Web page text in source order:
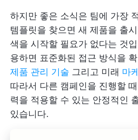
하지만 좋은 소식은 팀에 가장
템플릿을 찾으면 새 제품을 출
색을 시작할 필요가 없다는 것
용하면 표준화된 접근 방식을
제품 관리 기술 그리고 미래 마
따라서 다른 캠페인을 진행할
력을 적용할 수 있는 안정적인
있습니다.